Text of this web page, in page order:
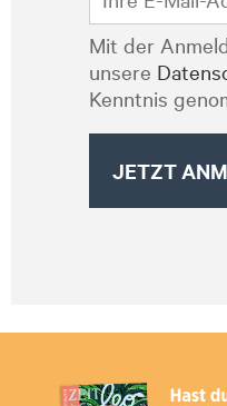
Mit der
unsere
Kenntnis